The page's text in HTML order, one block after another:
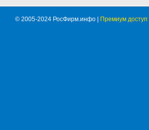
© 2005-2024 РосФирм.инфо | Премиум доступ